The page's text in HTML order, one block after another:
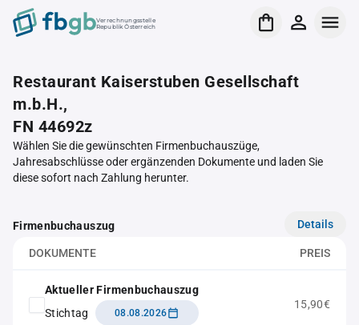
Verrechnungsstelle
Republik Österreich
Restaurant Kaiserstuben Gesellschaft
m.b.H.,
FN 44692z
Wählen Sie die gewünschten Firmenbuchauszüge,
Jahresabschlüsse oder ergänzenden Dokumente und laden Sie
diese sofort nach Zahlung herunter.
Firmenbuchauszug Details
DOKUMENTE PREIS
Aktueller Firmenbuchauszug
Stichtag
08.08.2026
15,90€